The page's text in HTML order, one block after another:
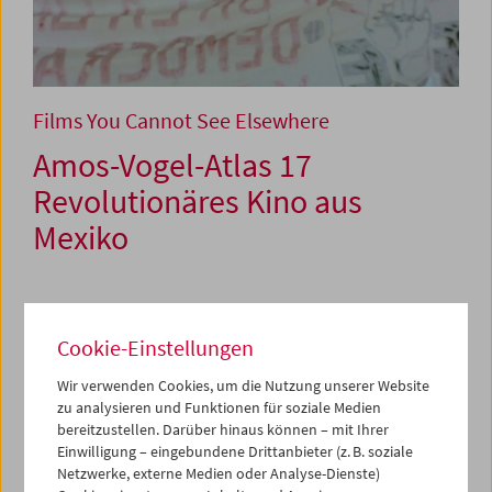
Films You Cannot See Elsewhere
Amos-Vogel-Atlas 17
Revolutionäres Kino aus
Mexiko
Im September 2021 präsentierte das Filmmuseum
anlässlich eines Europa-Besuchs von Vertreter*innen der
Zapatistischen Armee zur Nationalen Befreiung (EZLN)
aus Mexiko ein Kapitel des Vogel-Atlas unter dem Motto
Viva Zapatista!Dabei sollte auch Paul Leducs selten
gezeigte DokumetationEtnocidio: Notas sobre el
Cookie-Einstellungen
Wir verwenden Cookies, um die Nutzung unserer Website
zu analysieren und Funktionen für soziale Medien
bereitzustellen. Darüber hinaus können – mit Ihrer
Einwilligung – eingebundene Drittanbieter (z. B. soziale
Netzwerke, externe Medien oder Analyse-Dienste)